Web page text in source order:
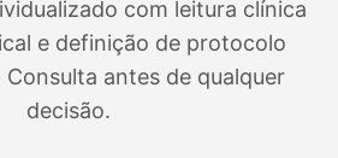
com leitura clínica
e definição de protocolo
antes de qualquer
decisão.